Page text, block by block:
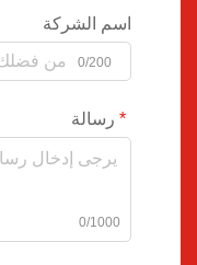
اسم الشركة
0/200
رسالة
0/1000